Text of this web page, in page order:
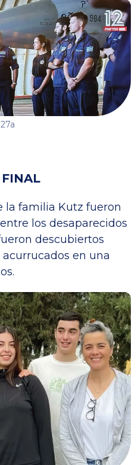
la familia Kutz fueron
los desaparecidos
descubiertos
acurrucados en una